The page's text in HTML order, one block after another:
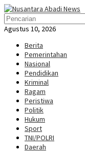
Loncat
ke
konten
Menu
Mobile
Agustus 10, 2026
Berita
Pemerintahan
Nasional
Pendidikan
Kriminal
Ragam
Peristiwa
Politik
Hukum
Sport
TNI/POLRI
Daerah